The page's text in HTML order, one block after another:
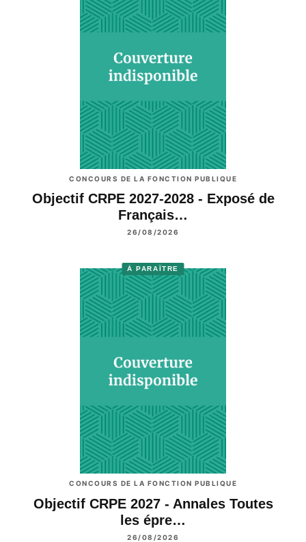
CONCOURS DE LA FONCTION PUBLIQUE
Objectif CRPE 2027-2028 - Exposé de
Français…
26/08/2026
À PARAÎTRE
CONCOURS DE LA FONCTION PUBLIQUE
Objectif CRPE 2027 - Annales Toutes
les épre…
26/08/2026